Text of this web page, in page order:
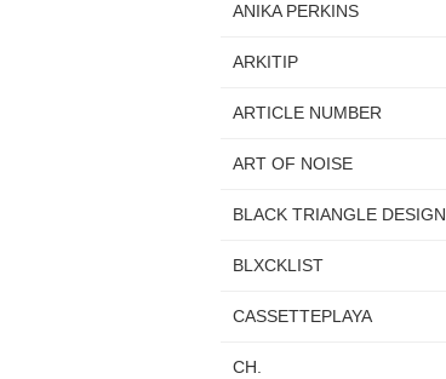
ANIKA PERKINS
ARKITIP
ARTICLE NUMBER
ART OF NOISE
BLACK TRIANGLE DESIGN
BLXCKLIST
CASSETTEPLAYA
CH.